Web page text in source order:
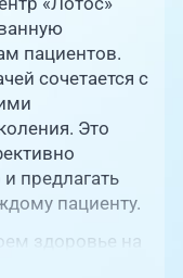
пациентов.
сочетается с
Это
предлагать
пациенту.
здоровье на